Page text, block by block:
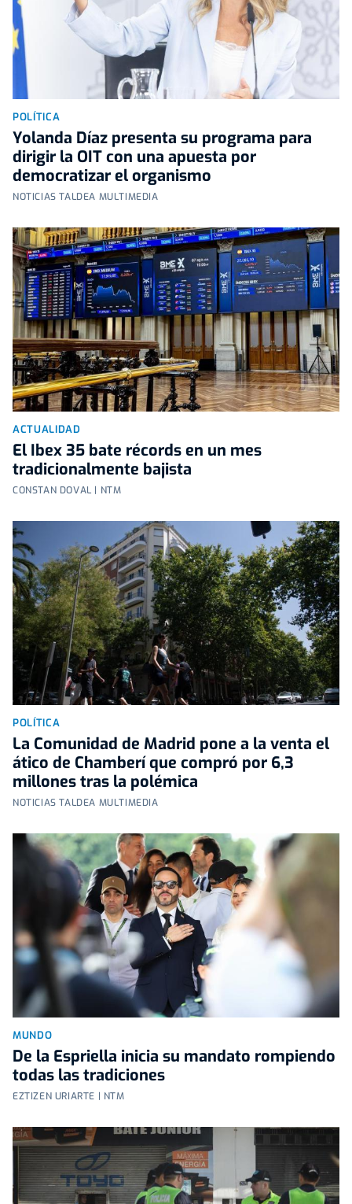
POLÍTICA
Yolanda Díaz presenta su programa para
dirigir la OIT con una apuesta por
democratizar el organismo
NOTICIAS TALDEA MULTIMEDIA
ACTUALIDAD
El Ibex 35 bate récords en un mes
tradicionalmente bajista
CONSTAN DOVAL | NTM
POLÍTICA
La Comunidad de Madrid pone a la venta el
ático de Chamberí que compró por 6,3
millones tras la polémica
NOTICIAS TALDEA MULTIMEDIA
MUNDO
De la Espriella inicia su mandato rompiendo
todas las tradiciones
EZTIZEN URIARTE | NTM